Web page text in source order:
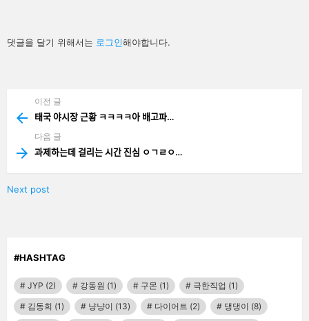
답
글
댓글을 달기 위해서는 로그인해야합니다.
more
이전 글
태국 야시장 근황 ㅋㅋㅋㅋ아 배고파…
다음 글
과제하는데 걸리는 시간 진심 ㅇㄱㄹㅇ…
Next post
#HASHTAG
JYP (2) 강동원 (1) 구몬 (1) 극한직업 (1)
김동희 (1) 냥냥이 (13) 다이어트 (2) 댕댕이 (8)